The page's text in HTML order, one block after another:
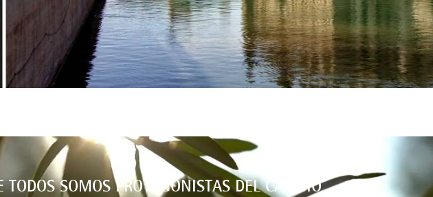
TODOS SOMOS PROTAGONISTAS DEL CAMBIO